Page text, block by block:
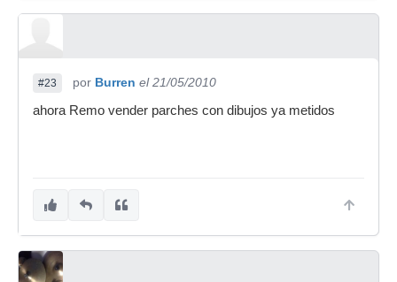
#23 por Burren el 21/05/2010
ahora Remo vender parches con dibujos ya metidos